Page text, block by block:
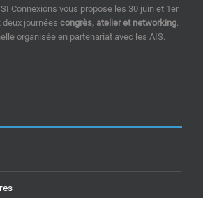
Connexions vous propose les 30 juin et 1er
deux journées congrès, atelier et networking.
organisée en partenariat avec les AIS.